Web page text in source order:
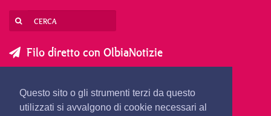
Questo sito o gli strumenti terzi da questo
utilizzati si avvalgono di cookie necessari al
Filo diretto con OlbiaNotizie
SEGNALA UNA NOTIZIA
SEGNALA UN EVENTO